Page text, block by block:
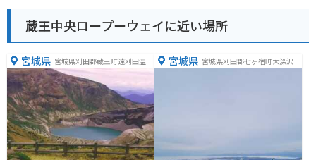
蔵王中央ロープーウェイに近い場所
宮城県 宮城県刈田郡蔵王町遠刈田温泉
倉石岳国有地内国有林内
宮城県 宮城県刈田郡七ヶ宿町大深沢